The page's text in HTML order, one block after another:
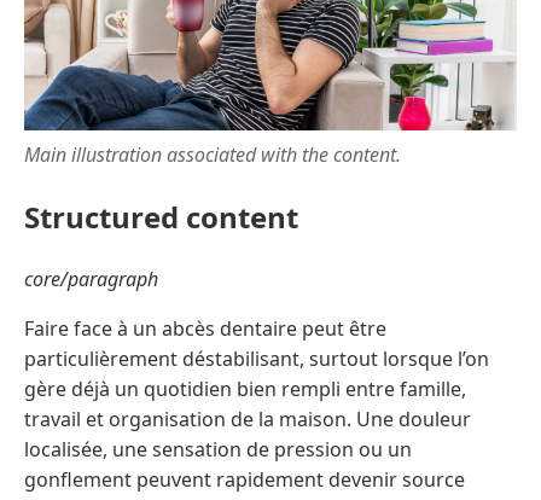
Main illustration associated with the content.
Structured content
core/paragraph
Faire face à un abcès dentaire peut être
particulièrement déstabilisant, surtout lorsque l’on
gère déjà un quotidien bien rempli entre famille,
travail et organisation de la maison. Une douleur
localisée, une sensation de pression ou un
gonflement peuvent rapidement devenir source